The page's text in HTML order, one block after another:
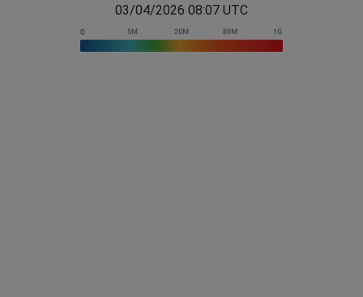
03/04/2026 08:07 UTC